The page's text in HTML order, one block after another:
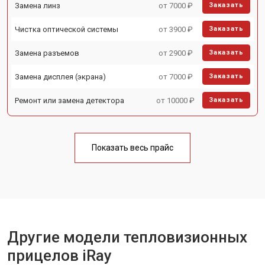
Замена линз от 7000 ₽ Заказать
Чистка оптической системы от 3900 ₽ Заказать
Замена разъемов от 2900 ₽ Заказать
Замена дисплея (экрана) от 7000 ₽ Заказать
Ремонт или замена детектора от 10000 ₽ Заказать
Показать весь прайс
Другие модели тепловизионных
прицелов iRay